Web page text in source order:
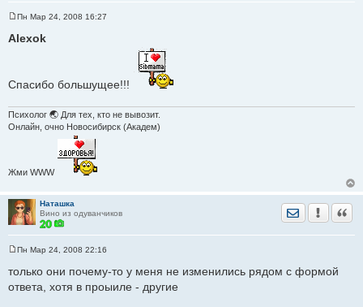
о
о
н
Пн Мар 24, 2008 16:27
Alexok
Спасибо большущее!!!
Психолог 🌏 Для тех, кто не вывозит.
Онлайн, очно Новосибирск (Академ)
Жми WWW
Наташка
Вино из одуванчиков
Отправить
о
б
Пн Мар 24, 2008 22:16
только они почему-то у меня не изменились рядом с формой
ответа, хотя в проыиле - другие